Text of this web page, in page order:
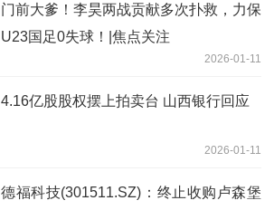
门前大爹！李昊两战贡献多次扑救，力保
U23国足0失球！|焦点关注
2026-01-11
4.16亿股股权摆上拍卖台 山西银行回应
2026-01-11
德福科技(301511.SZ)：终止收购卢森堡